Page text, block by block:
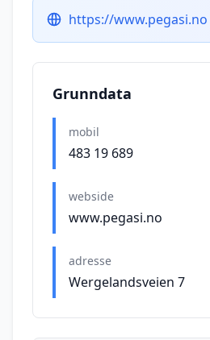
https://www.pegasi.no
Grunndata
mobil
483 19 689
webside
www.pegasi.no
adresse
Wergelandsveien 7